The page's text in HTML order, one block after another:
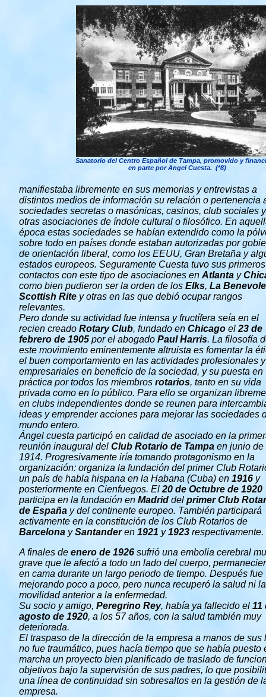
Sanatorio del Centro Español de Tampa, promovido y
en parte por Angel Cuesta. (*8)
manifiestaba libremente en sus memorias y entrevistas a
distintos medios de información su relación o pertenencia
sociedades secretas o masónicas, casinos, club sociales y
otras asociaciones de índole cultural o filosófico. En
época estas sociedades se habían extendido como la
sobre todo en países donde estaban autorizadas por
de orientación liberal, como los EEUU, Gran Bretaña y
estados europeos. Seguramente Cuesta tuvo sus primeros
contactos con este tipo de asociaciones en Atlanta y
como bien pudieron ser la orden de los Elks, La
Scottish Rite y otras en las que debió ocupar rangos
relevantes.
Pero donde su actividad fue intensa y fructífera seía en el
recien creado Rotary Club, fundado en Chicago el 23 de
febrero de 1905 por el abogado Paul Harris. La filosofía
este movimiento eminentemente altruista es fomentar la
el buen comportamiento en las actividades profesionales y
empresariales en beneficio de la sociedad, y su puesta en
práctica por todos los miembros rotarios, tanto en su vida
privada como en lo público. Para ello se organizan
en clubs independientes donde se reunen para
ideas y emprender acciones para mejorar las sociedades
mundo entero.
Ángel cuesta participó en calidad de asociado en la
reunión inaugural del Club Rotario de Tampa en junio de
1914. Progresivamente iría tomando protagonismo en la
organización: organiza la fundación del primer Club
un país de habla hispana en la Habana (Cuba) en 1916 y
posteriormente en Cienfuegos. El 20 de Octubre de 1920
participa en la fundación en Madrid del primer Club
de España y del continente europeo. También participará
activamente en la constitución de los Club Rotarios de
Barcelona ySantanderen 1921 y1923 respectivamente.
A finales de enero de 1926 sufrió una embolia cerebral
grave que le afectó a todo un lado del cuerpo,
en cama durante un largo periodo de tiempo. Después fue
mejorando poco a poco, pero nunca recuperó la salud ni la
movilidad anterior a la enfermedad.
Su socio y amigo, Peregrino Rey, había ya fallecido el 11
agosto de 1920, a los 57 años, con la salud también muy
deteriorada.
El traspaso de la dirección de la empresa a manos de sus
no fue traumático, pues hacía tiempo que se había puesto
marcha un proyecto bien planificado de traslado de
objetivos bajo la supervisión de sus padres, lo que
una línea de continuidad sin sobresaltos en la gestión de
empresa.